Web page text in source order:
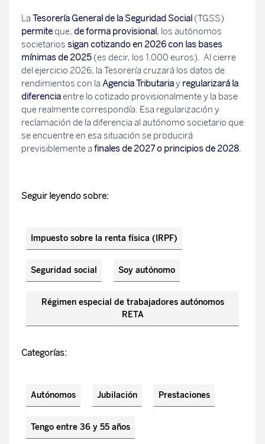
La Tesorería General de la Seguridad Social (TGSS)
permiteque, de forma provisional, los autónomos
societarios sigan cotizando en 2026 con las bases
mínimas de 2025 (es decir, los 1.000 euros). Al cierre
del ejercicio 2026, la Tesorería cruzará los datos de
rendimientos con la Agencia Tributariay regularizará la
diferenciaentre lo cotizado provisionalmente y la base
que realmente correspondía. Esa regularización y
reclamación de la diferencia al autónomo societario que
se encuentre en esa situación se producirá
previsiblemente a finales de 2027 o principios de 2028
Seguir leyendo sobre:
Impuesto sobre la renta física (IRPF)
Seguridad social Soy autónomo
Régimen especial de trabajadores autónomos
RETA
Categorías:
Autónomos Jubilación Prestaciones
Tengo entre 36 y 55 años